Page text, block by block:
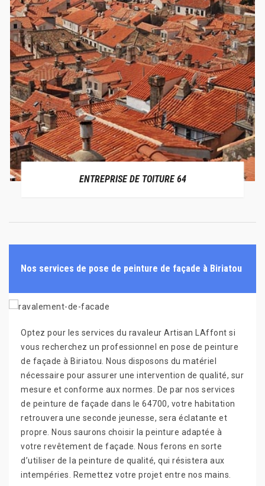
ENTREPRISE DE TOITURE 64
Nos services de pose de peinture de façade à Biriatou
Optez pour les services du ravaleur Artisan LAffont si
vous recherchez un professionnel en pose de peinture
de façade à Biriatou. Nous disposons du matériel
nécessaire pour assurer une intervention de qualité, sur
mesure et conforme aux normes. De par nos services
de peinture de façade dans le 64700, votre habitation
retrouvera une seconde jeunesse, sera éclatante et
propre. Nous saurons choisir la peinture adaptée à
votre revêtement de façade. Nous ferons en sorte
d’utiliser de la peinture de qualité, qui résistera aux
intempéries. Remettez votre projet entre nos mains.